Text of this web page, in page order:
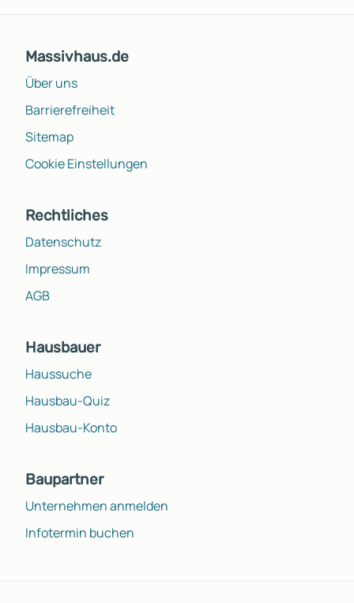
Massivhaus.de
Über uns
Barrierefreiheit
Sitemap
Cookie Einstellungen
Rechtliches
Datenschutz
Impressum
AGB
Hausbauer
Haussuche
Hausbau-Quiz
Hausbau-Konto
Baupartner
Unternehmen anmelden
Infotermin buchen